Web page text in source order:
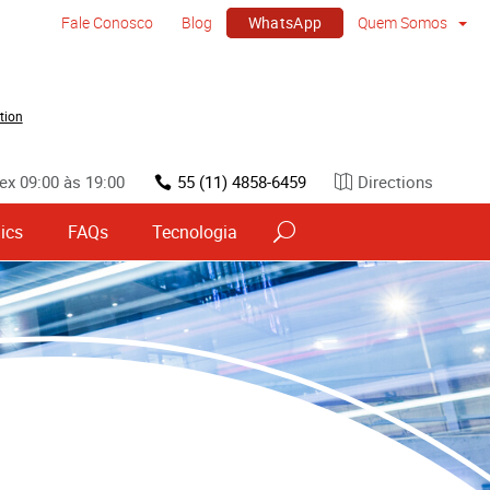
Fale Conosco Blog WhatsApp Quem Somos
09:00 às 19:00 55 (11) 4858-6459 Directions
FAQs Tecnologia